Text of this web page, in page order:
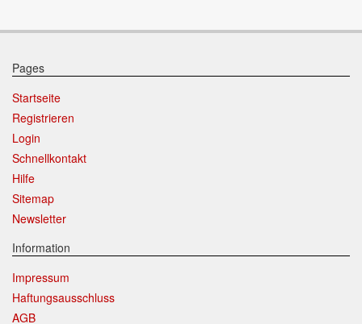
Pages
Startseite
Registrieren
Login
Schnellkontakt
Hilfe
Sitemap
Newsletter
Information
Impressum
Haftungsausschluss
AGB